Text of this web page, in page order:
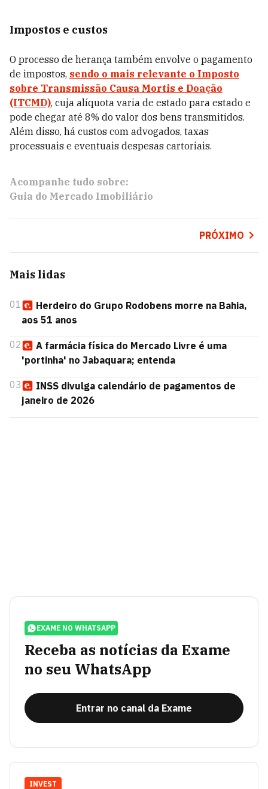
Impostos e custos
O processo de herança também envolve o pagamento
de impostos, sendo o mais relevante o Imposto
sobre Transmissão Causa Mortis e Doação
(ITCMD), cuja alíquota varia de estado para estado e
pode chegar até 8% do valor dos bens transmitidos.
Além disso, há custos com advogados, taxas
processuais e eventuais despesas cartoriais.
Acompanhe tudo sobre:
Guia do Mercado Imobiliário
PRÓXIMO
Mais lidas
01
Herdeiro do Grupo Rodobens morre na Bahia,
aos 51 anos
02
A farmácia física do Mercado Livre é uma
'portinha' no Jabaquara; entenda
03
INSS divulga calendário de pagamentos de
janeiro de 2026
EXAME NO WHATSAPP
Receba as notícias da Exame
no seu WhatsApp
Entrar no canal da Exame
INVEST